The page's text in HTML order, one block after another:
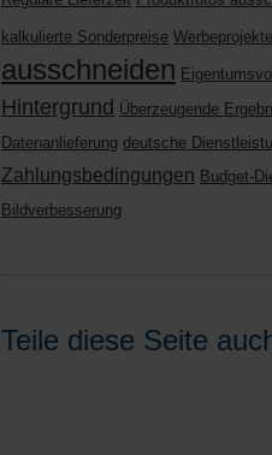
kalkulierte Sonderpreise Werbeprojekte
ausschneiden
Hintergrund Überzeugende
Datenanlieferung deutsche
Zahlungsbedingungen Budget-
Bildverbesserung
Teile diese Seite